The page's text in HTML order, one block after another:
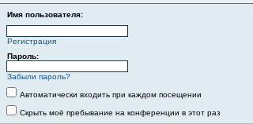
Имя пользователя:
Регистрация
Пароль:
Забыли пароль?
Автоматически входить при каждом посещении
Скрыть моё пребывание на конференции в этот раз